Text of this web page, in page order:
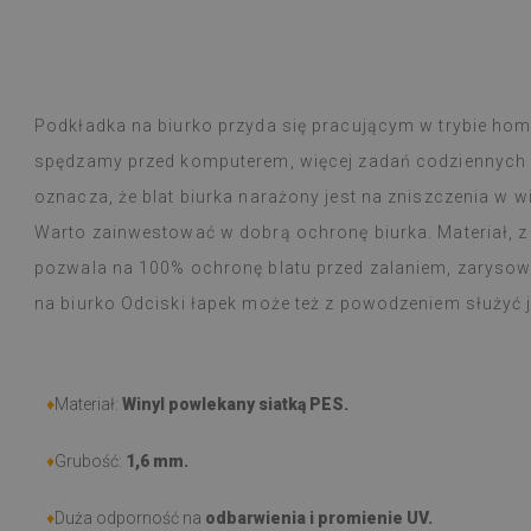
Podkładka na biurko przyda się pracującym w trybie
spędzamy przed komputerem, więcej zadań
oznacza, że blat biurka narażony jest na zniszczenia w
Warto zainwestować w dobrą ochronę biurka. Materiał,
pozwala na 100% ochronę blatu przed zalaniem,
na biurko Odciski łapek może też z powodzeniem służyć
♦Materiał: Winyl powlekany siatką PES.
♦Grubość: 1,6 mm.
♦Duża odporność na odbarwienia i promienie UV.
Produkt dotarł
Montaż łatwy,
trudności a
Jestem
taka cienka
W
natężeniu
nie
1 rok temu